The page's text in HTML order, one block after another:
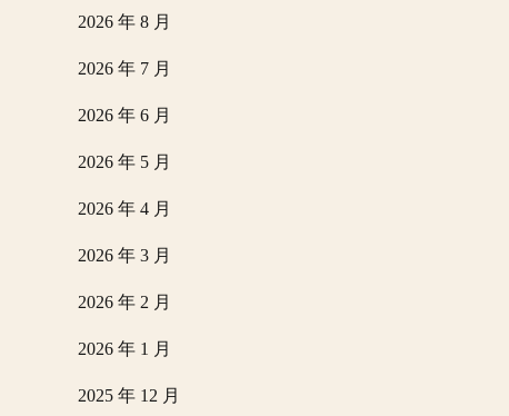
2026 年 8 月
2026 年 7 月
2026 年 6 月
2026 年 5 月
2026 年 4 月
2026 年 3 月
2026 年 2 月
2026 年 1 月
2025 年 12 月